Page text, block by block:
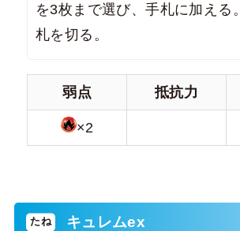
を3枚まで選び、手札に加える
札を切る。
弱点 抵抗力
×2
キュレムex